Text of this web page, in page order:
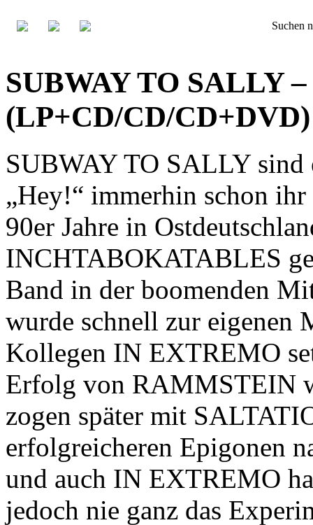
Suchen
SUBWAY TO SALLY
(LP+CD/CD/CD+DVD)
SUBWAY TO SALLY sind
„Hey!“ immerhin schon
90er Jahre in
INCHTABOKATABLES
Band in der boomenden
wurde schnell zur eigenen
Kollegen IN EXTREMO
Erfolg von RAMMSTEIN
zogen später mit
erfolgreicheren Epigonen
und auch IN EXTREMO
jedoch nie ganz das